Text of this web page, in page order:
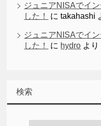
ジュニアNISAでイ
した！
にtakahashi
ジュニアNISAでイ
した！
に hydro より
検索